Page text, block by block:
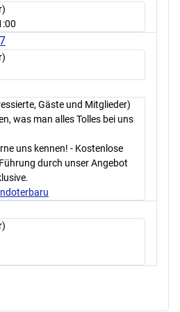
Gäste und Mitglieder)
was man alles Tolles bei uns
uns kennen! - Kostenlose
durch unser Angebot